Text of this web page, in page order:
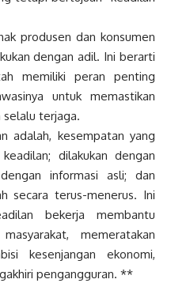
produsen dan konsumen
dengan adil. Ini berarti
memiliki peran penting
untuk memastikan
selalu terjaga.
adalah, kesempatan yang
dilakukan dengan
informasi asli; dan
secara terus-menerus. Ini
bekerja membantu
memeratakan
kesenjangan ekonomi,
pengangguran. **